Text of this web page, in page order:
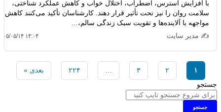
با افزایش استرس، اضطراب، اختلال خواب و کاهش عملکرد شناختی،
سلامت روان را نیز تحت تأثیر قرار دهند. کارشناسان تأکید می‌کنند کاهش
مواجهه با آلاینده‌ها و تقویت سبک زندگی سالم،…
✍️ مدیر سایت ۱۴۰۵/۰۵/۱۴
۱ ۲ ۳ … ۲۲۴
بعدی »
جستجو
جستجو